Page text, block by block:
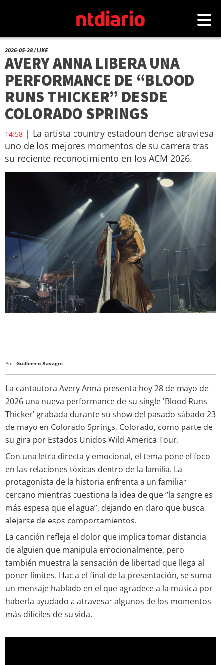
2026-05-28 / LIKE
AVERY ANNA LIBERA UNA
PERFORMANCE DE “BLOOD
RUNS THICKER” DESDE
COLORADO SPRINGS
14:58 | La artista country estadounidense atraviesa
uno de los mejores momentos de su carrera tras
su reciente reconocimiento en los ACM 2026.
Por: Guillermo Ravagni
La cantautora Avery Anna presenta hoy 28 de mayo de
2026 una nueva performance de su single 'Blood Runs
Thicker' grabada durante su show del pasado sábado 23
de mayo en Colorado Springs, Colorado, como parte de
su gira por Estados Unidos Wild America Tour.
Con una letra directa y emocional, el tema pone el foco
en las relaciones tóxicas dentro de la familia. La
protagonista de la historia enfrenta a un familiar
cercano mientras cuestiona la idea de que “la sangre es
más espesa que el agua”, dejando en claro que busca
alejarse de esos comportamientos.
La canción refleja el dolor que implica tomar distancia
de alguien que manipula emocionalmente, pero
también muestra la sensación de libertad que llega al
poner límites. Hacia el final de la presentación, se suma
un mensaje hablado en el que agradece a la música por
haberla ayudado a atravesar algunos de los momentos
más difíciles de su vida.